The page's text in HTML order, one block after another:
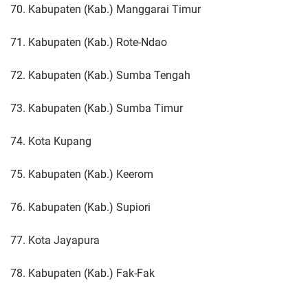
70. Kabupaten (Kab.) Manggarai Timur
71. Kabupaten (Kab.) Rote-Ndao
72. Kabupaten (Kab.) Sumba Tengah
73. Kabupaten (Kab.) Sumba Timur
74. Kota Kupang
75. Kabupaten (Kab.) Keerom
76. Kabupaten (Kab.) Supiori
77. Kota Jayapura
78. Kabupaten (Kab.) Fak-Fak